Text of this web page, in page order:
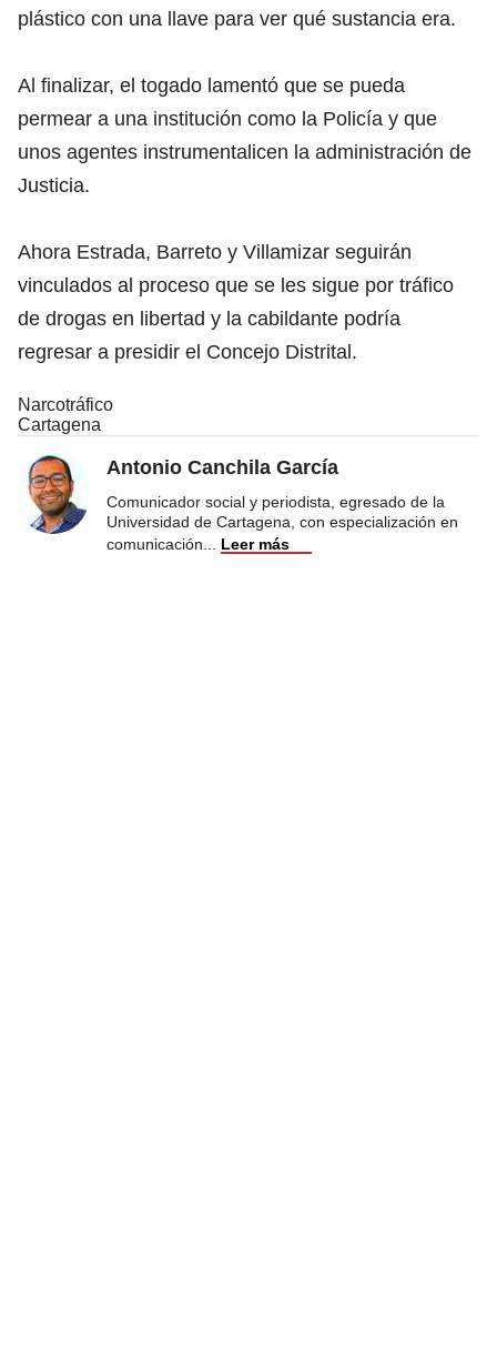
plástico con una llave para ver qué sustancia era.
Al finalizar, el togado lamentó que se pueda
permear a una institución como la Policía y que
unos agentes instrumentalicen la administración de
Justicia.
Ahora Estrada, Barreto y Villamizar seguirán
vinculados al proceso que se les sigue por tráfico
de drogas en libertad y la cabildante podría
regresar a presidir el Concejo Distrital.
Narcotráfico
Cartagena
Antonio Canchila García
Comunicador social y periodista, egresado de la
Universidad de Cartagena, con especialización en
comunicación
Leer más